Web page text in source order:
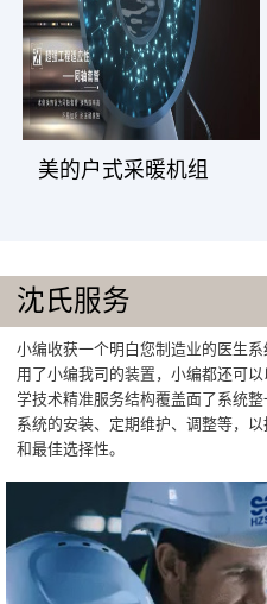
美的户式采暖机组
沈氏服务
小编收获一个明白您制造业的医生
用了小编我司的装置，小编都还可
学技术精准服务结构覆盖面了系统
系统的安装、定期维护、调整等，
和最佳选择性。